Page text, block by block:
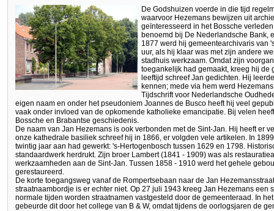
De Godshuizen voerde in die tijd
waarvoor Hezemans bewijzen uit
geïnteresseerd in het Bossche
benoemd bij De Nederlandsche Bank,
1877 werd hij gemeentearchivaris van
uur, als hij klaar was met zijn andere
stadhuis werkzaam. Omdat zijn
toegankelijk had gemaakt, kreeg hij de
leeftijd schreef Jan gedichten. Hij
kennen; mede via hem werd
Tijdschrift voor Nederlandsche
eigen naam en onder het pseudoniem Joannes de Busco heeft hij veel
vaak onder invloed van de opkomende katholieke emancipatie. Bij velen
Bossche en Brabantse geschiedenis.
De naam van Jan Hezemans is ook verbonden met de Sint-Jan. Hij heeft er
onze kathedrale basiliek schreef hij in 1866, er volgden vele artikelen. In
twintig jaar aan had gewerkt: 's-Hertogenbosch tussen 1629 en 1798.
standaardwerk herdrukt. Zijn broer Lambert (1841 - 1909) was als
werkzaamheden aan de Sint-Jan. Tussen 1858 - 1910 werd het gehele
gerestaureerd.
De korte toegangsweg vanaf de Rompertsebaan naar de Jan
straatnaambordje is er echter niet. Op 27 juli 1943 kreeg Jan Hezemans een
normale tijden worden straatnamen vastgesteld door de gemeenteraad. In
gebeurde dit door het college van B & W, omdat tijdens de oorlogsjaren de